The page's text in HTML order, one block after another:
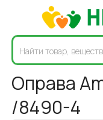
Оправа
/8490-4